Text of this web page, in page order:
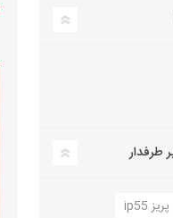
پریز ip55